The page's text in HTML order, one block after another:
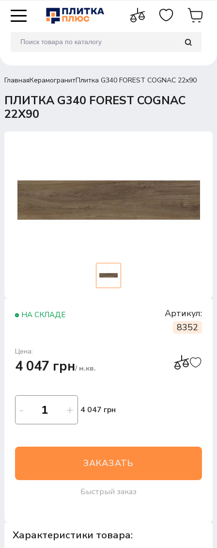
ГлавнаяКерамогранитПлитка G340 FOREST COGNAC 22x90
ПЛИТКА G340 FOREST COGNAC
22X90
НА СКЛАДЕ
Артикул:
8352
Цена:
4 047 грн/ м.кв.
4 047 грн
ЗАКАЗАТЬ
Быстрый заказ
Характеристики товара: